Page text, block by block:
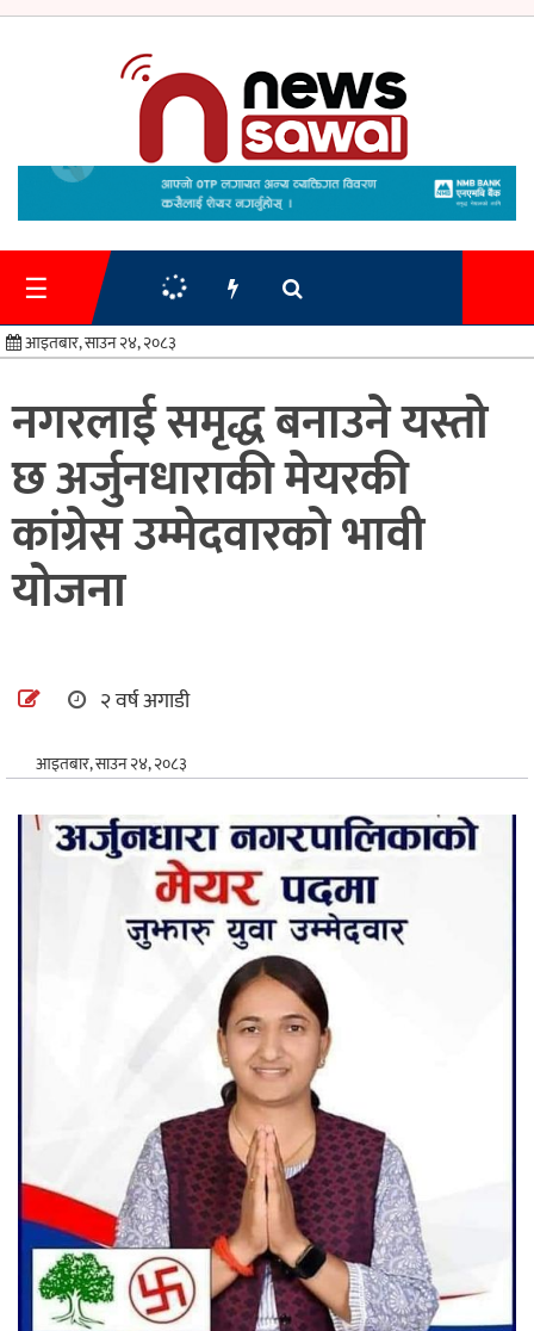
गृहपृष्ठ
समाचार
प्रशासन
स्वास्थ्य/
शिक्षा
मनोरन्जन
अन्तर्राष्ट्रिय
☰
आइतबार, साउन २४, २०८३
नगरलाई समृद्ध बनाउने यस्तो
छ अर्जुनधाराकी मेयरकी
कांग्रेस उम्मेदवारको भावी
योजना
२ वर्ष अगाडी
आइतबार, साउन २४, २०८३